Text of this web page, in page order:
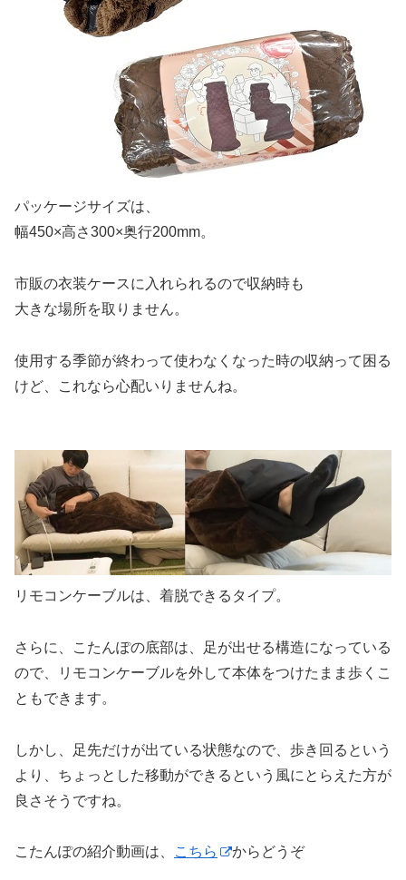
パッケージサイズは、
幅450×高さ300×奥行200mm。
市販の衣装ケースに入れられるので収納時も
大きな場所を取りません。
使用する季節が終わって使わなくなった時の収納って困る
けど、これなら心配いりませんね。
リモコンケーブルは、着脱できるタイプ。
さらに、こたんぽの底部は、足が出せる構造になっている
ので、リモコンケーブルを外して本体をつけたまま歩くこ
ともできます。
しかし、足先だけが出ている状態なので、歩き回るという
より、ちょっとした移動ができるという風にとらえた方が
良さそうですね。
こたんぽの紹介動画は、 こちら からどうぞ